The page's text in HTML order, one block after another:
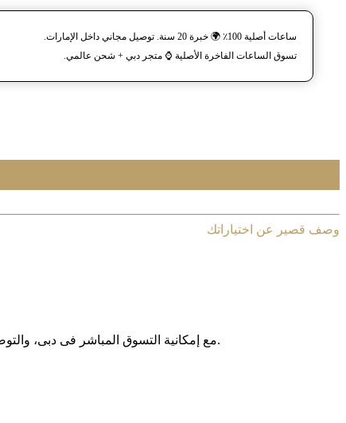
ساعات أصلية 100٪ 🌍 خبرة 20 سنة. توصيل مجاني داخل الإمارات.
تسوق الساعات الفاخرة الأصلية ⌚️ متجر دبي + شحن عالمي.
وصف قصير عن اختياراتك
مع إمکانیة التسوق المباشر فی دبی، والتوصیل المجانی داخل الإمارات العربیة المتحدة، وخدمة الشحن الدولی إلى أکثر من 130 دولة حول العالم، نوفر لکم تجربة تسوق آمنة وبدون حدود.